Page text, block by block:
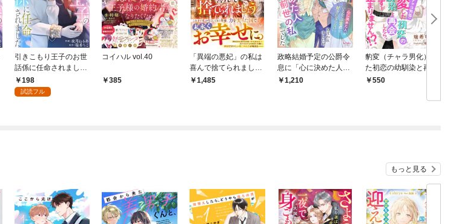
引きこもり王子のお世
話係に任命されました
(1)198
試読フル
コイハル vol.40
385
「異端の悪妃」の私は
喜んで捨てられましょ
う～英雄と呼ばれた旦
1,485
政略結婚予定の公爵令
息に「心に決めた人が
いるから一生君を好き
1,210
豹変（チャラ男化）し
た初恋の幼馴染と再会
したら、一夜の過ちの
550
もっと見る